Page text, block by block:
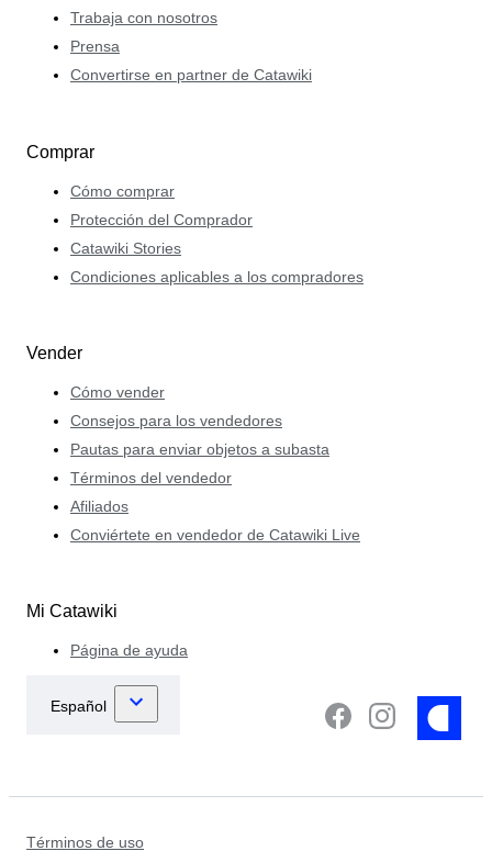
Trabaja con nosotros
Prensa
Convertirse en partner de Catawiki
Comprar
Cómo comprar
Protección del Comprador
Catawiki Stories
Condiciones aplicables a los compradores
Vender
Cómo vender
Consejos para los vendedores
Pautas para enviar objetos a subasta
Términos del vendedor
Afiliados
Conviértete en vendedor de Catawiki Live
Mi Catawiki
Página de ayuda
Términos de uso